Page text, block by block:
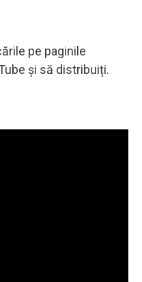
pe paginile
și să distribuiți.